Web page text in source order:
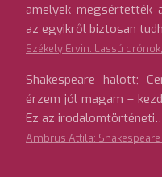
amelyek megsértették
az egyikről biztosan
Székely Ervin: Lassú
Shakespeare halott;
érzem jól magam –
Ez az
Ambrus Attila: